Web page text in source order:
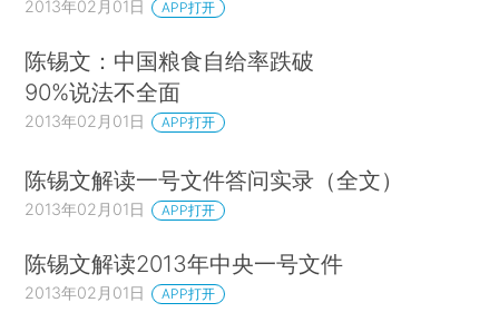
2013年02月01日 APP打开
陈锡文：中国粮食自给率跌破
90%说法不全面
2013年02月01日 APP打开
陈锡文解读一号文件答问实录（全文）
2013年02月01日 APP打开
陈锡文解读2013年中央一号文件
2013年02月01日 APP打开